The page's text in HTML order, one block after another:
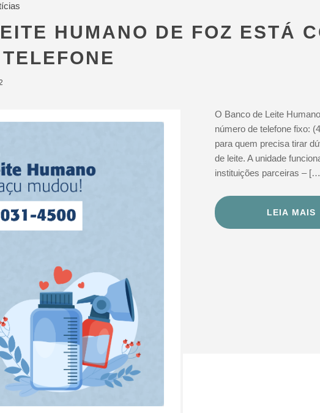
HUMANO DE FOZ ESTÁ
O Banco de Leite
número de telefone fixo:
para quem precisa tirar
de leite. A unidade
instituições parceiras –
LEIA MAIS